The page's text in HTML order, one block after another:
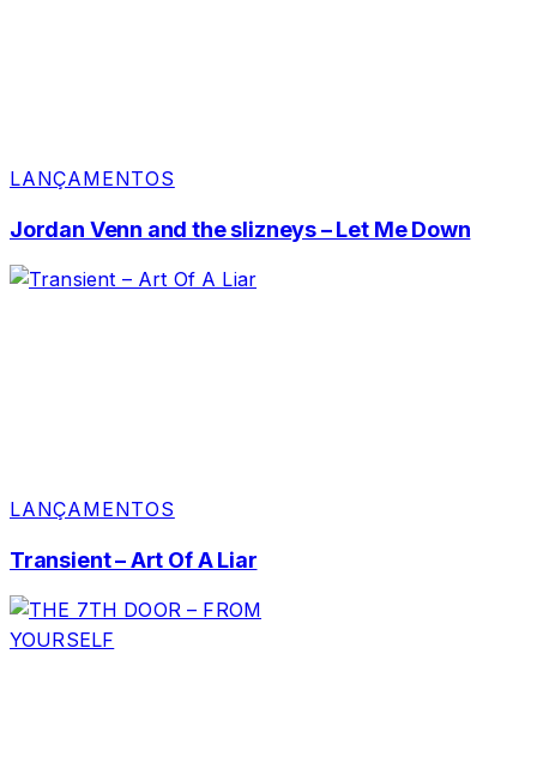
LANÇAMENTOS
Jordan Venn and the slizneys – Let Me Down
LANÇAMENTOS
Transient – Art Of A Liar